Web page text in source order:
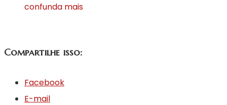
confunda mais
Compartilhe isso:
Facebook
E-mail